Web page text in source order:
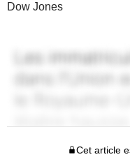
Dow Jones
Cet article